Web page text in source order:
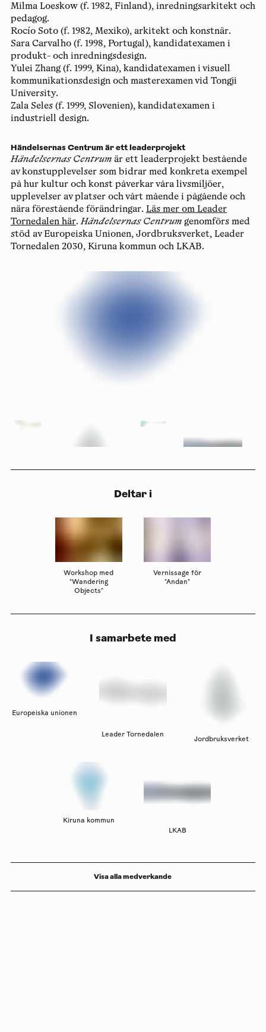
Milma Loeskow (f. 1982, Finland), inredningsarkitekt och
pedagog.
Rocío Soto (f. 1982, Mexiko), arkitekt och konstnär.
Sara Carvalho (f. 1998, Portugal), kandidatexamen i
produkt- och inredningsdesign.
Yulei Zhang (f. 1999, Kina), kandidatexamen i visuell
kommunikationsdesign och masterexamen vid Tongji
University.
Zala Seles (f. 1999, Slovenien), kandidatexamen i
industriell design.
Händelsernas Centrum är ett leaderprojekt
Händelsernas Centrumär ett leaderprojekt bestående
av konstupplevelser som bidrar med konkreta exempel
på hur kultur och konst påverkar våra livsmiljöer,
upplevelser av platser och vårt mående i pågående och
nära förestående förändringar. Läs mer om Leader
Tornedalen här.Händelsernas Centrum genomförs med
stöd av Europeiska Unionen, Jordbruksverket, Leader
Tornedalen 2030, Kiruna kommun och LKAB.
Deltar i
Workshop med
"Wandering
Objects"
Vernissage för
"Andan"
I samarbete med
Europeiska unionen
Leader Tornedalen
Jordbruksverket
Kiruna kommun
LKAB
Visa alla medverkande